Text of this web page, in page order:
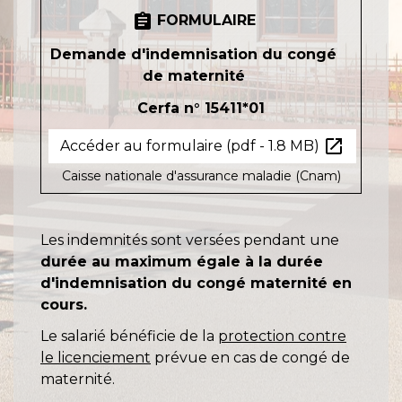
assignment FORMULAIRE
Demande d'indemnisation du congé
de maternité
Cerfa n° 15411*01
Accéder au formulaire (pdf - 1.8 MB) open_in_new
Caisse nationale d'assurance maladie (Cnam)
Les indemnités sont versées pendant une
durée au maximum égale à la durée
d'indemnisation du congé maternité en
cours.
Le salarié bénéficie de la protection contre
le licenciement prévue en cas de congé de
maternité.